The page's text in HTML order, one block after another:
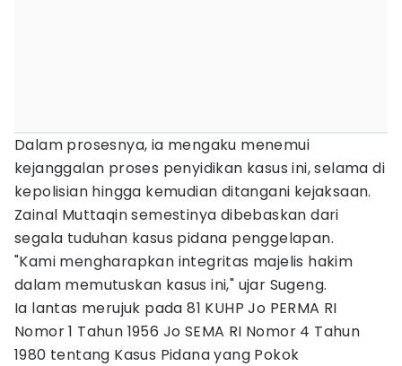
Dalam prosesnya, ia mengaku menemui
kejanggalan proses penyidikan kasus ini, selama di
kepolisian hingga kemudian ditangani kejaksaan.
Zainal Muttaqin semestinya dibebaskan dari
segala tuduhan kasus pidana penggelapan.
"Kami mengharapkan integritas majelis hakim
dalam memutuskan kasus ini," ujar Sugeng.
Ia lantas merujuk pada 81 KUHP Jo PERMA RI
Nomor 1 Tahun 1956 Jo SEMA RI Nomor 4 Tahun
1980 tentang Kasus Pidana yang Pokok